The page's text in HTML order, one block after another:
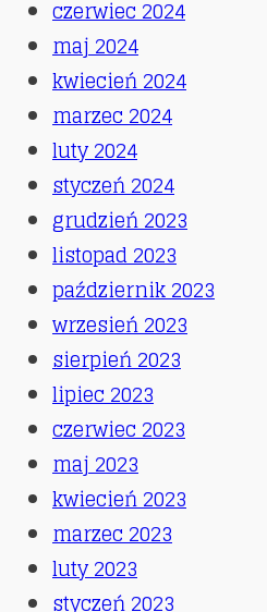
czerwiec 2024
maj 2024
kwiecień 2024
marzec 2024
luty 2024
styczeń 2024
grudzień 2023
listopad 2023
październik 2023
wrzesień 2023
sierpień 2023
lipiec 2023
czerwiec 2023
maj 2023
kwiecień 2023
marzec 2023
luty 2023
styczeń 2023